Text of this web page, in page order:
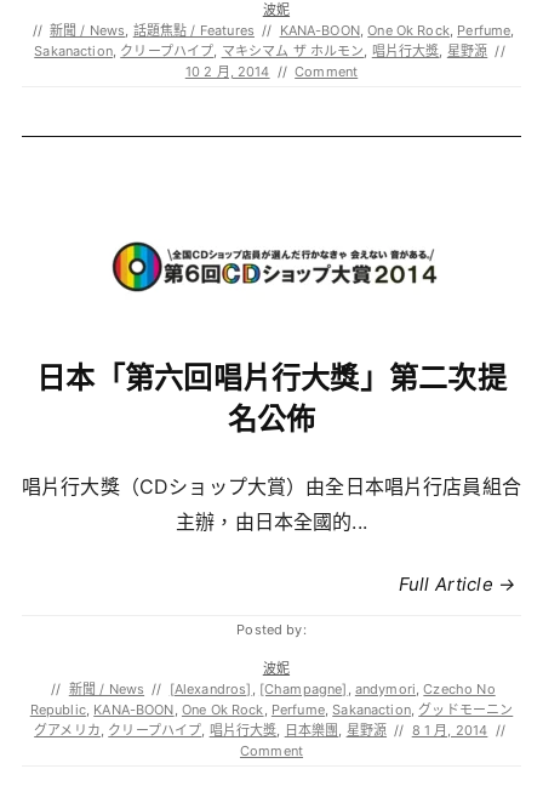
波妮
// 新聞 / News, 話題焦點 / Features // KANA-BOON,One Ok Rock, Perfume,
Sakanaction, クリープハイプ, マキシマム ザ ホルモン, 唱片行大獎, 星野源 //
10 2 月, 2014 // Comment
日本「第六回唱片行大獎」第二次提
名公佈
唱片行大獎（CDショップ大賞）由全日本唱片行店員組合
主辦，由日本全國的...
Full Article →
Posted by:
波妮
// 新聞 / News // [Alexandros] , [Champagne] , andymori,Czecho No
Republic, KANA-BOON, One Ok Rock, Perfume,Sakanaction, グッドモーニン
グアメリカ, クリープハイプ, 唱片行大獎, 日本樂團 , 星野源 // 8 1 月, 2014 //
Comment